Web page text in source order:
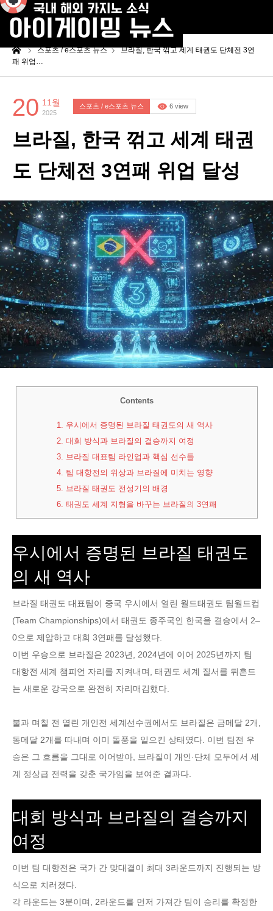
스포츠 / e스포츠 뉴스
브라질, 한국 꺾고 세계 태권도 단체전 3연
패 위업…
20 11월
2025
스포츠 / e스포츠 뉴스 6 view
브라질, 한국 꺾고 세계 태권
도 단체전 3연패 위업 달성
Contents
1.
우시에서 증명된 브라질 태권도의 새 역사
2. 대회 방식과 브라질의 결승까지 여정
3.
브라질 대표팀 라인업과 핵심 선수들
4. 팀 대항전의 위상과 브라질에 미치는 영향
5.
브라질 태권도 전성기의 배경
6. 태권도 세계 지형을 바꾸는 브라질의 3연패
우시에서 증명된 브라질 태권도
의 새 역사
브라질 태권도 대표팀이 중국 우시에서 열린 월드태권도 팀월드컵
(Team Championships)에서 태권도 종주국인 한국을 결승에서 2–
0으로 제압하고 대회 3연패를 달성했다.
이번 우승으로 브라질은 2023년, 2024년에 이어 2025년까지 팀
대항전 세계 챔피언 자리를 지켜내며, 태권도 세계 질서를 뒤흔드
는 새로운 강국으로 완전히 자리매김했다.
불과 며칠 전 열린 개인전 세계선수권에서도 브라질은 금메달 2개,
동메달 2개를 따내며 이미 돌풍을 일으킨 상태였다. 이번 팀전 우
승은 그 흐름을 그대로 이어받아, 브라질이 개인·단체 모두에서 세
계 정상급 전력을 갖춘 국가임을 보여준 결과다.
대회 방식과 브라질의 결승까지
여정
이번 팀 대항전은 국가 간 맞대결이 최대 3라운드까지 진행되는 방
식으로 치러졌다.
각 라운드는 3분이며, 2라운드를 먼저 가져간 팀이 승리를 확정한